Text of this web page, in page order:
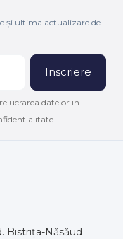
și ultima actualizare de
Inscriere
datelor in
Bistrița-Năsăud